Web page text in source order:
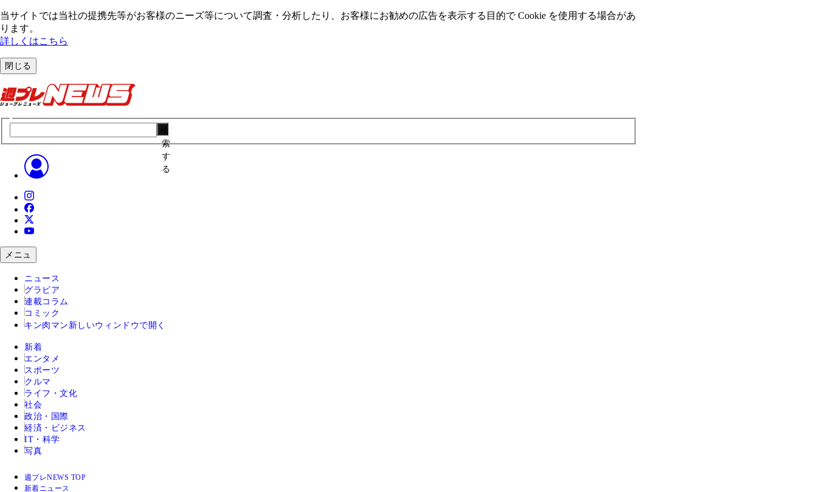
当サイトでは当社の提携先等がお客様のニーズ等について調査・分析したり、お客様にお勧めの広告を表⽰する⽬的で Cookie を使⽤する場合があ
ります。
詳しくはこちら
閉じる
索
す
る
メニュ
ニュース
グラビア
連載コラム
コミック
キン肉マン 新しいウィンドウで開く
新着
エンタメ
スポーツ
クルマ
ライフ・文化
社会
政治・国際
経済・ビジネス
IT・科学
写真
週プレNEWS TOP
新着ニュース